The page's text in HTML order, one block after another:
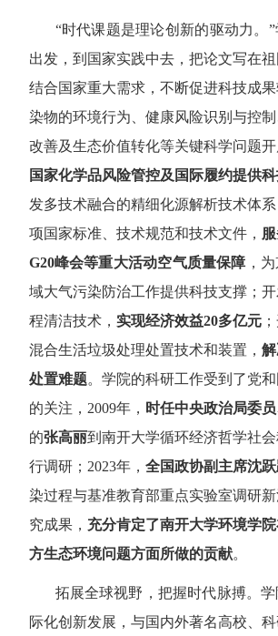
“时代课题是理论创新的驱动力。 ”
出发，到国家实践中去，把论文写在
结合国家重大需求，不断促进科技成
染物的环境行为、健康风险识别与控
改善及生态价值转化等关键科学问题开
国家化学品风险管控及国际履约提供
发多技术融合的精细化源解析技术体
项国家标准、技术规范和技术文件，
G20峰会等重大活动空气质量保障 ，
域大气污染防治工作提供科技支撑；
程清洁技术， 实现经济效益20多亿元
混合生活垃圾处理处置技术和装置，
处置难题。学院的科研工作受到了党
的关注， 2009年， 时任中央政治局委
的张高丽到南开大学循环经济哲学社
行调研； 2023年， 全国政协副主席沈
染过程与基准教育部重点实验室调研
究成果， 充分肯定了南开大学环境学
方生态环境问题方面所做的贡献。
拓展全球视野，把握时代脉搏。
际化创新发展，与国内外著名高校、